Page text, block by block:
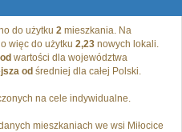
do użytku 2 mieszkania. Na
więc do użytku 2,23 nowych lokali.
wartości dla województwa
od średniej dla całej Polski.
na cele indywidualne.
mieszkaniach we wsi Miłocice